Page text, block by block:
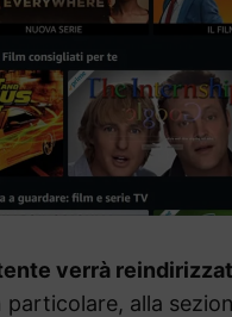
verrà
particolare, alla